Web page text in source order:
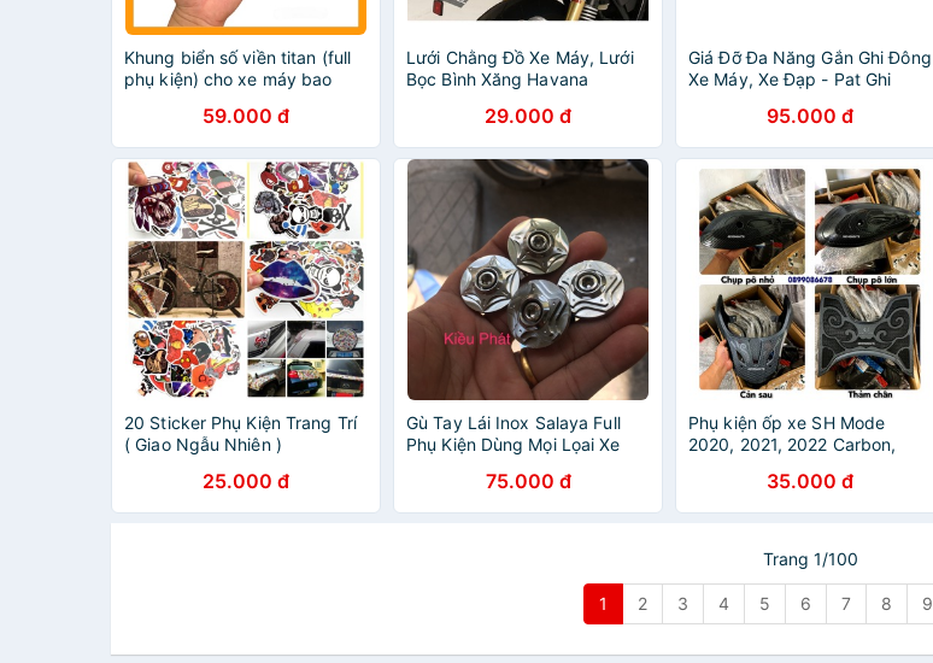
Khung biển số viền titan (full
phụ kiện) cho xe máy bao
59.000 đ
Lưới Chằng Đồ Xe Máy, Lưới
Bọc Bình Xăng Havana
Phụ Kiện Xe Máy Giá Rẻ
29.000 đ
Giá Đỡ Đa Năng Gắn Ghi Đông
Xe Máy, Xe Đạp - Pat Ghi
Kiện Xe Máy95.000 đ
20 Sticker Phụ Kiện Trang Trí
( Giao Ngẫu Nhiên )
25.000 đ
Gù Tay Lái Inox Salaya Full
Phụ Kiện Dùng Mọi Lọai Xe
75.000 đ
Phụ kiện ốp xe SH Mode
2020, 2021, 2022 Carbon,
xe máy Honda35.000 đ
Trang 1/100
1 2 3 4 5 6 7 8 9